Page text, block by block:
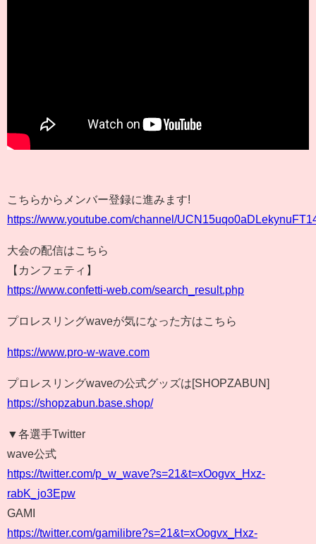
こちらからメンバー登録に進みます!
https://www.youtube.com/channel/
大会の配信はこちら
【カンフェティ】
https://www.confetti-web.com/search_result.php
プロレスリングwaveが気になった方はこちら
https://www.pro-w-wave.com
プロレスリングwaveの公式グッズは[SHOPZABUN]
https://shopzabun.base.shop/
▼各選手Twitter
wave公式
https://twitter.com/p_w_wave?s=21&t=xOogvx_Hxz-
rabK_jo3Epw
GAMI
https://twitter.com/gamilibre?s=21&t=xOogvx_Hxz-